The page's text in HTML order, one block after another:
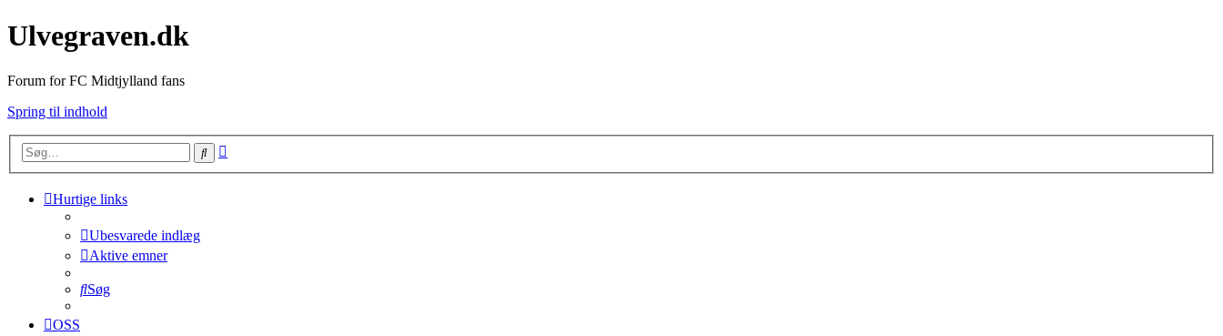
Ulvegraven.dk
Forum for FC Midtjylland fans
Spring til indhold
Søg
Hurtige links
Ubesvarede indlæg
Aktive emner
Søg
OSS